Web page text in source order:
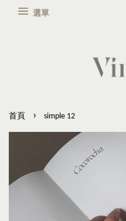
選單
首頁 › simple 12